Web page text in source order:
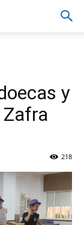
y
218